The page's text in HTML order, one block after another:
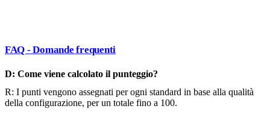
FAQ - Domande frequenti
D: Come viene calcolato il punteggio?
R: I punti vengono assegnati per ogni standard in base alla qualità
della configurazione, per un totale fino a 100.